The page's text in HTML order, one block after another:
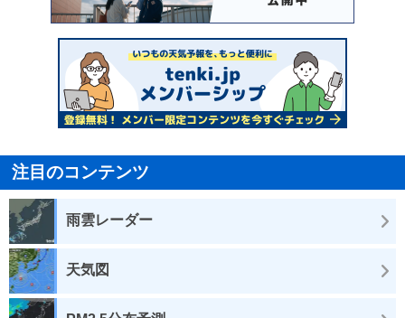
注目のコンテンツ
雨雲レーダー
天気図